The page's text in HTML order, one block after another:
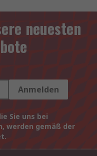
neuesten
Anmelden
Sie uns bei
werden gemäß der